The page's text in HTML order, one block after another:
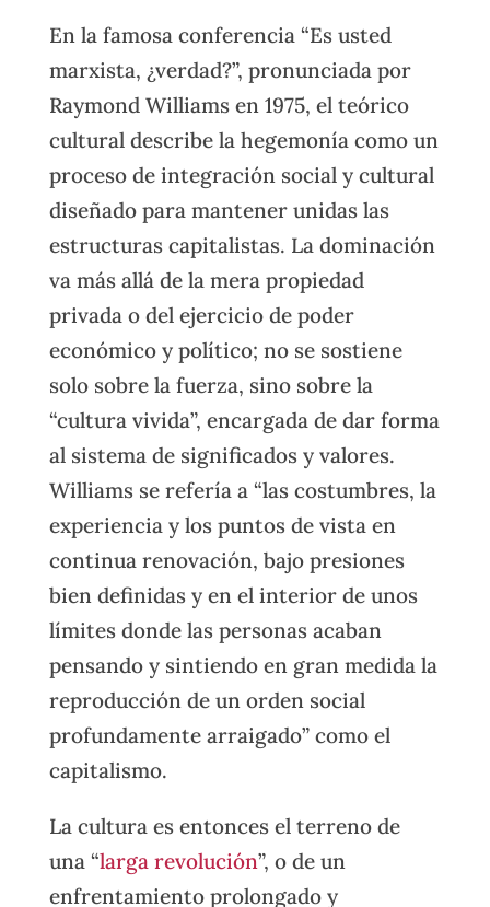
En la famosa conferencia “Es usted
marxista, ¿verdad?”, pronunciada por
Raymond Williams en 1975, el teórico
cultural describe la hegemonía como un
proceso de integración social y cultural
diseñado para mantener unidas las
estructuras capitalistas. La dominación
va más allá de la mera propiedad
privada o del ejercicio de poder
económico y político; no se sostiene
solo sobre la fuerza, sino sobre la
“cultura vivida”, encargada de dar forma
al sistema de significados y valores.
Williams se refería a “las costumbres, la
experiencia y los puntos de vista en
continua renovación, bajo presiones
bien definidas y en el interior de unos
límites donde las personas acaban
pensando y sintiendo en gran medida la
reproducción de un orden social
profundamente arraigado” como el
capitalismo.
La cultura es entonces el terreno de
una “larga revolución”, o de un
enfrentamiento prolongado y